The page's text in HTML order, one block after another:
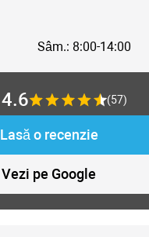
Sâm.: 8:00-14:00
4.6 (57)
Lasă o recenzie
Vezi pe Google